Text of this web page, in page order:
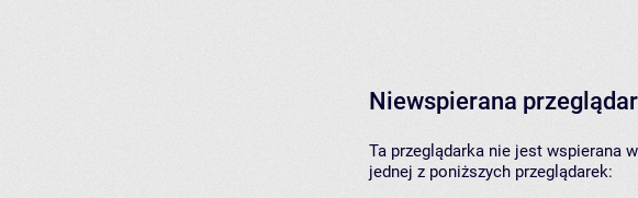
Niewspierana
Ta przeglądarka nie jest wspierana
jednej z poniższych przeglądarek: